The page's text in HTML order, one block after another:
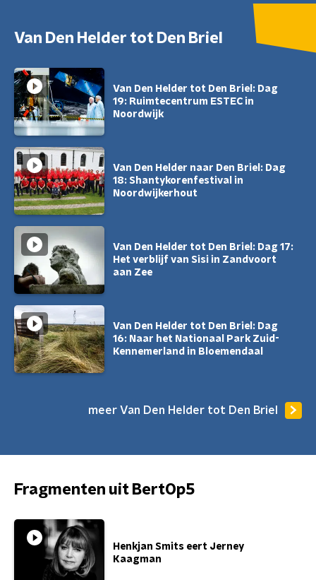
Van Den Helder tot Den Briel
Van Den Helder tot Den Briel: Dag
19: Ruimtecentrum ESTEC in
Noordwijk
Van Den Helder naar Den Briel: Dag
18: Shantykorenfestival in
Noordwijkerhout
Van Den Helder tot Den Briel: Dag 17:
Het verblijf van Sisi in Zandvoort
aan Zee
Van Den Helder tot Den Briel: Dag
16: Naar het Nationaal Park Zuid-
Kennemerland in Bloemendaal
meer Van Den Helder tot Den Briel
Fragmenten uit BertOp5
Henkjan Smits eert Jerney
Kaagman